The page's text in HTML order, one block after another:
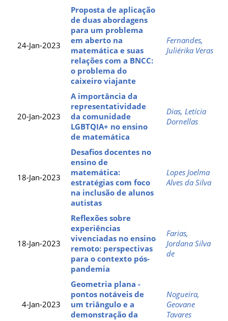
24-Jan-2023
Proposta de aplicação
de duas abordagens
para um problema
em aberto na
matemática e suas
relações com a BNCC:
o problema do
caixeiro viajante
Fernandes,
Juliérika Veras
20-Jan-2023
A importância da
representatividade
da comunidade
LGBTQIA+ no ensino
de matemática
Dias, Letícia
Dornellas
18-Jan-2023
Desafios docentes no
ensino de
matemática:
estratégias com foco
na inclusão de alunos
autistas
Lopes Joelma
Alves da Silva
18-Jan-2023
Reflexões sobre
experiências
vivenciadas no ensino
remoto: perspectivas
para o contexto pós-
pandemia
Farias,
Jordana Silva
de
4-Jan-2023
Geometria plana -
pontos notáveis de
um triângulo e a
demonstração da
Nogueira,
Geovane
Tavares